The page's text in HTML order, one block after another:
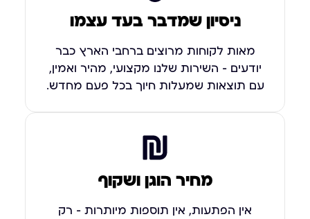
ניסיון שמדבר בעד עצמו
מאות לקוחות מרוצים ברחבי הארץ כבר
יודעים – השירות שלנו מקצועי, מהיר ואמין,
עם תוצאות שמעלות חיוך בכל פעם מחדש.
מחיר הוגן ושקוף
אין הפתעות, אין תוספות מיותרות – רק